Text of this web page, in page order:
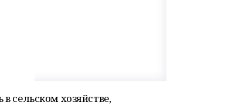
сельском хозяйстве,